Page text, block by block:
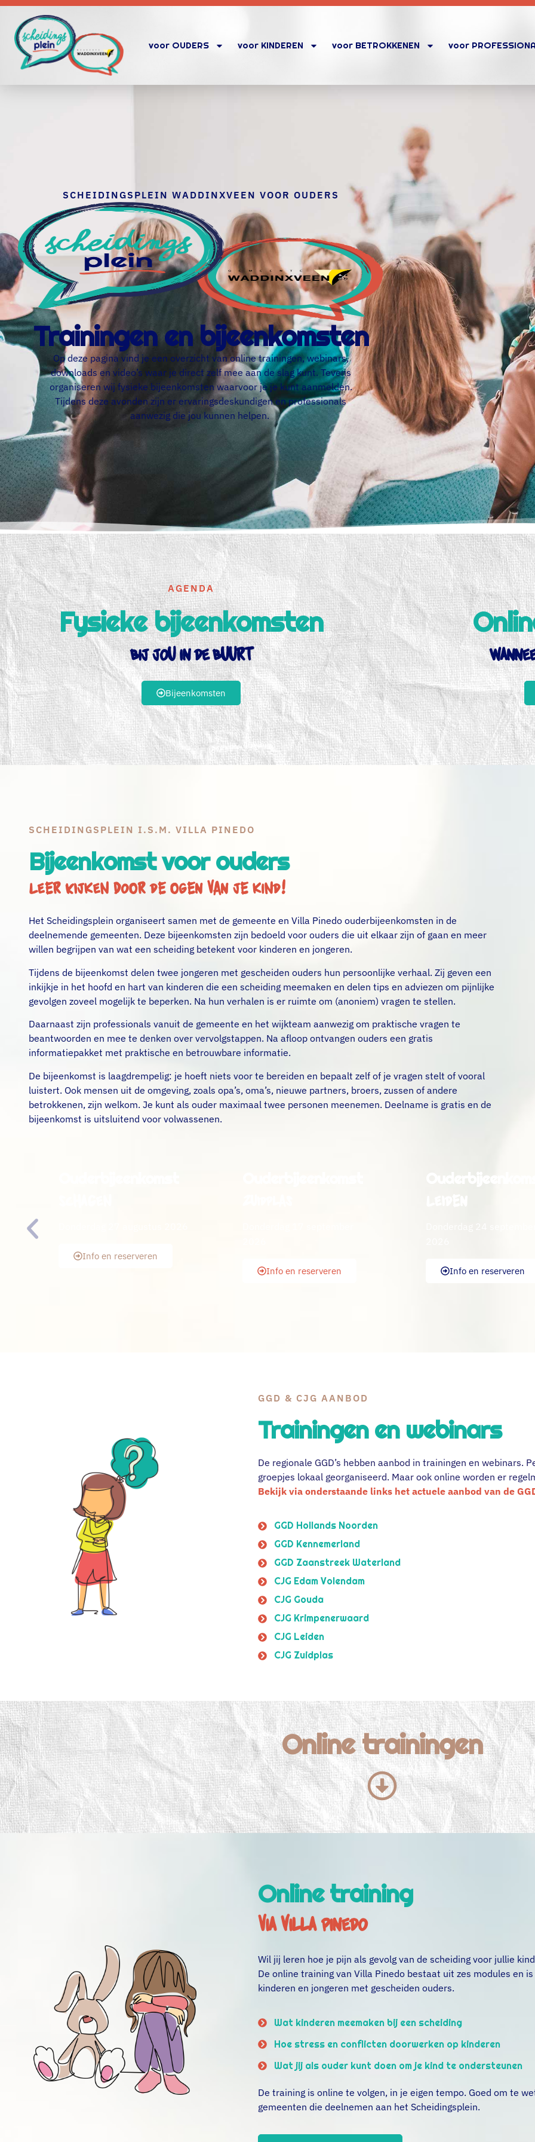
voor OUDERS voor KINDEREN voor BETROKKENEN voor
SCHEIDINGSPLEIN WADDINXVEEN VOOR OUDERS
Trainingen en bijeenkomsten
Op deze pagina vind je een overzicht van online trainingen, webinars,
downloads en video’s waar je direct zelf mee aan de slag kunt. Tevens
organiseren wij fysieke bijeenkomsten waarvoor je je kunt aanmelden.
Tijdens deze avonden zijn er ervaringsdeskundigen en professionals
aanwezig die jou kunnen helpen.
AGENDA
Fysieke bijeenkomsten
bij jou in de buurt
Bijeenkomsten
SCHEIDINGSPLEIN I.S.M. VILLA PINEDO
Bijeenkomst voor ouders
Leer kijken door de ogen van je kind!
Het Scheidingsplein organiseert samen met de gemeente en Villa Pinedo ouderbijeenkomsten in de
deelnemende gemeenten. Deze bijeenkomsten zijn bedoeld voor ouders die uit elkaar zijn of gaan en meer
willen begrijpen van wat een scheiding betekent voor kinderen en jongeren.
Tijdens de bijeenkomst delen twee jongeren met gescheiden ouders hun persoonlijke verhaal. Zij geven een
inkijkje in het hoofd en hart van kinderen die een scheiding meemaken en delen tips en adviezen om pijnlijke
gevolgen zoveel mogelijk te beperken. Na hun verhalen is er ruimte om (anoniem) vragen te stellen.
Daarnaast zijn professionals vanuit de gemeente en het wijkteam aanwezig om praktische vragen te
beantwoorden en mee te denken over vervolgstappen. Na afloop ontvangen ouders een gratis
informatiepakket met praktische en betrouwbare informatie.
De bijeenkomst is laagdrempelig: je hoeft niets voor te bereiden en bepaalt zelf of je vragen stelt of vooral
luistert. Ook mensen uit de omgeving, zoals opa’s, oma’s, nieuwe partners, broers, zussen of andere
betrokkenen, zijn welkom. Je kunt als ouder maximaal twee personen meenemen. Deelname is gratis en de
bijeenkomst is uitsluitend voor volwassenen.
Info en reserveren
Info en reserveren Info en reserveren
GGD & CJG AANBOD
Trainingen en webinars
De regionale GGD’s hebben aanbod in trainingen en webinars.
groepjes lokaal georganiseerd. Maar ook online worden er
Bekijk via onderstaande links het actuele aanbod van de
GGD Hollands Noorden
GGD Kennemerland
GGD Zaanstreek Waterland
CJG Edam Volendam
CJG Gouda
CJG Krimpenerwaard
CJG Leiden
CJG Zuidplas
Online trainingen
Online training
via Villa Pinedo
Wil jij leren hoe je pijn als gevolg van de scheiding voor jullie
De online training van Villa Pinedo bestaat uit zes modules en
kinderen en jongeren met gescheiden ouders.
Wat kinderen meemaken bij een scheiding
Hoe stress en conflicten doorwerken op kinderen
Wat jij als ouder kunt doen om je kind te ondersteunen
De training is online te volgen, in je eigen tempo. Goed om te
gemeenten die deelnemen aan het Scheidingsplein.